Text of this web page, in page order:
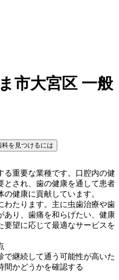
市大宮区 一般
を見つけるには
る重要な業種です。口腔内の健
とされ、歯の健康を通して患者
健康に貢献しています。
わたります。主に虫歯治療や歯
あり、歯痛を和らげたい、健康
要望に応じて最適なサービスを
で継続して通う可能性が高いた
間かどうかを確認する